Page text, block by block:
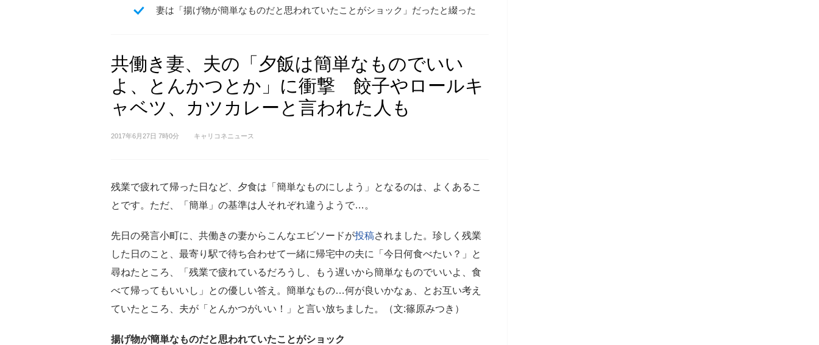
妻は「揚げ物が簡単なものだと思われていたことがショック」だったと綴った
共働き妻、夫の「夕飯は簡単なものでいい
よ、とんかつとか」に衝撃 餃子やロールキ
ャベツ、カツカレーと言われた人も
2017年6月27日 7時0分 キャリコネニュース
残業で疲れて帰った日など、夕食は「簡単なものにしよう」となるのは、よくあるこ
とです。ただ、「簡単」の基準は人それぞれ違うようで…。
先日の発言小町に、共働きの妻からこんなエビソードが投稿されました。珍しく残業
した日のこと、最寄り駅で待ち合わせて一緒に帰宅中の夫に「今日何食べたい？」と
尋ねたところ、「残業で疲れているだろうし、もう遅いから簡単なものでいいよ、食
べて帰ってもいいし」との優しい答え。簡単なもの…何が良いかなぁ、とお互い考え
ていたところ、夫が「とんかつがいい！」と言い放ちました。（文:篠原みつき）
揚げ物が簡単なものだと思われていたことがショック